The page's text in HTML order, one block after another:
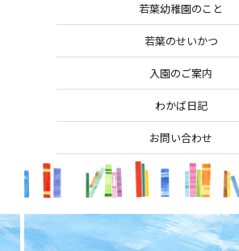
若葉幼稚園のこと
若葉のせいかつ
入園のご案内
わかば日記
お問い合わせ